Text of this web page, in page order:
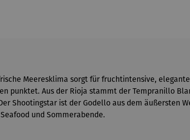
Meeresklima sorgt für fruchtintensive,
punktet. Aus der Rioja stammt der Tempranillo
Shootingstar ist der Godello aus dem äußersten
und Sommerabende.